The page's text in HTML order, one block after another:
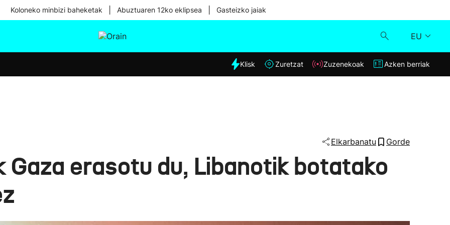
Koloneko minbizi baheketak Abuztuaren 12ko eklipsea Gasteizko jaiak
EU
Eguraldia
Klisk
Azken berriak
Klisk Zuretzat Zuzenekoak Azken berriak
Elkarbanatu Gorde
erasotu du, Libanotik botatako